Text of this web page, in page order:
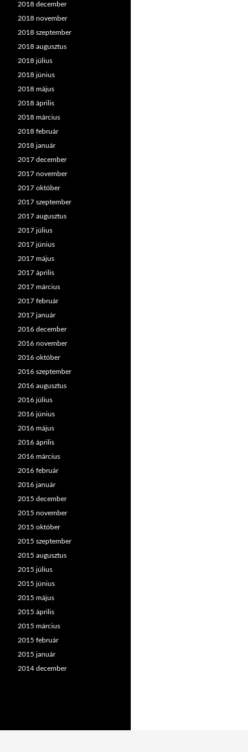
2018 december
2018 november
2018 szeptember
2018 augusztus
2018 július
2018 június
2018 május
2018 április
2018 március
2018 február
2018 január
2017 december
2017 november
2017 október
2017 szeptember
2017 augusztus
2017 július
2017 június
2017 május
2017 április
2017 március
2017 február
2017 január
2016 december
2016 november
2016 október
2016 szeptember
2016 augusztus
2016 július
2016 június
2016 május
2016 április
2016 március
2016 február
2016 január
2015 december
2015 november
2015 október
2015 szeptember
2015 augusztus
2015 július
2015 június
2015 május
2015 április
2015 március
2015 február
2015 január
2014 december